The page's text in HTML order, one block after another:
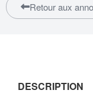
Retour aux
DESCRIPTION